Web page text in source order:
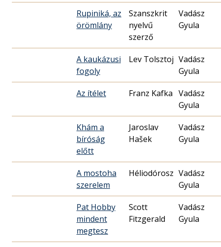
Rupiniká, az
örömlány
Szanszkrit
nyelvű
szerző
Vadász
Gyula
A kaukázusi
fogoly
Lev Tolsztoj Vadász
Gyula
Az ítélet Franz Kafka Vadász
Gyula
Khám a
bíróság
előtt
Jaroslav
Hašek
Vadász
Gyula
A mostoha
szerelem
Héliodórosz Vadász
Gyula
Pat Hobby
mindent
megtesz
Scott
Fitzgerald
Vadász
Gyula